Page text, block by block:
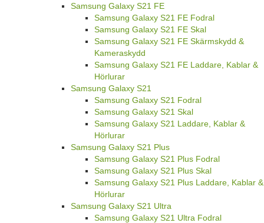
Samsung Galaxy S21 FE
Samsung Galaxy S21 FE Fodral
Samsung Galaxy S21 FE Skal
Samsung Galaxy S21 FE Skärmskydd &
Kameraskydd
Samsung Galaxy S21 FE Laddare, Kablar &
Hörlurar
Samsung Galaxy S21
Samsung Galaxy S21 Fodral
Samsung Galaxy S21 Skal
Samsung Galaxy S21 Laddare, Kablar &
Hörlurar
Samsung Galaxy S21 Plus
Samsung Galaxy S21 Plus Fodral
Samsung Galaxy S21 Plus Skal
Samsung Galaxy S21 Plus Laddare, Kablar &
Hörlurar
Samsung Galaxy S21 Ultra
Samsung Galaxy S21 Ultra Fodral